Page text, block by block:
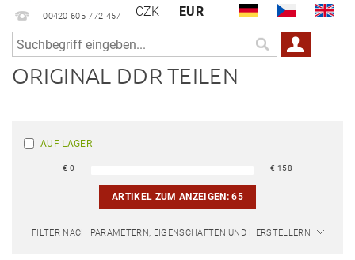
00420 605 772 457 CZK EUR
ORIGINAL DDR TEILEN
AUF LAGER
€0 € 158
ARTIKEL ZUM ANZEIGEN:65
FILTER NACH PARAMETERN, EIGENSCHAFTEN UND HERSTELLERN